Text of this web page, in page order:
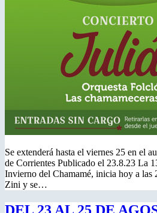
Se extenderá hasta el viernes 25 en el
de Corrientes Publicado el 23.8.23 La
Invierno del Chamamé, inicia hoy a las
Zini y se…